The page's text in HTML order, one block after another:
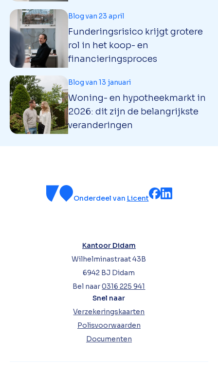
Funderingsrisico krijgt grotere
rol in het koop- en
financieringsproces
Blog van 23 april
Woning- en hypotheekmarkt in
2026: dit zijn de belangrijkste
veranderingen
Blog van 13 januari
Onderdeel van Licent
Kantoor Didam
Wilhelminastraat 43B
6942 BJ Didam
Bel naar0316 225 941
Snel naar
Verzekeringskaarten
Polisvoorwaarden
Documenten